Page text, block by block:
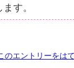
す。